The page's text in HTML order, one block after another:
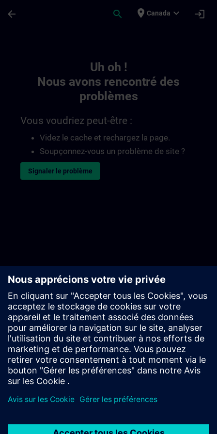
arrow_back search place Canada expand_more login
Uh oh !
Nous avons rencontré des
problèmes
Vous voudriez peut-être :
Videz le cache et rechargez la page.
Soupçonnez-vous un problème de site ?
Signaler le problème